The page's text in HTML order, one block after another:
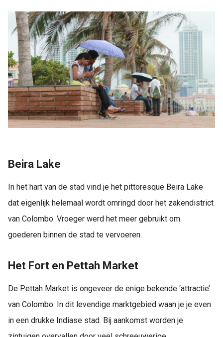
Beira Lake
In het hart van de stad vind je het pittoresque Beira Lake
dat eigenlijk helemaal wordt omringd door het zakendistrict
van Colombo. Vroeger werd het meer gebruikt om
goederen binnen de stad te vervoeren.
Het Fort en Pettah Market
De Pettah Market is ongeveer de enige bekende ‘attractie’
van Colombo. In dit levendige marktgebied waan je je even
in een drukke Indiase stad. Bij aankomst worden je